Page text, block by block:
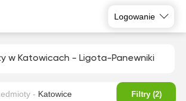
Logowanie
w Katowicach - Ligota-Panewniki
- Katowice Filtry (2)